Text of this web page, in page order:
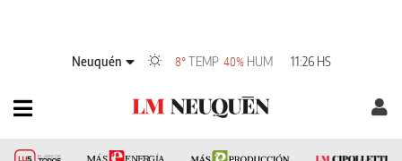
Neuquén 8° TEMP 40% HUM 11:26 HS